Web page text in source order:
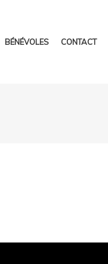
BÉNÉVOLES CONTACT